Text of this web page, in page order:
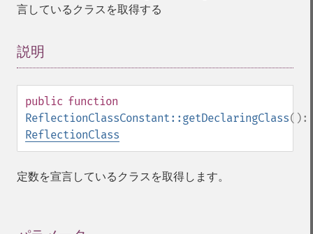
言しているクラスを取得する
説明
public function
ReflectionClassConstant::getDeclaringClass():
ReflectionClass
定数を宣言しているクラスを取得します。